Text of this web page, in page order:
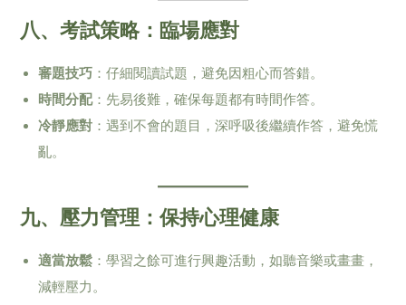
八、考試策略：臨場應對
審題技巧 ：仔細閱讀試題，避免因粗心而答錯。
時間分配：先易後難，確保每題都有時間作答。
冷靜應對 ：遇到不會的題目，深呼吸後繼續作答，避免慌
亂。
九、壓力管理：保持心理健康
適當放鬆 ：學習之餘可進行興趣活動，如聽音樂或畫畫，
減輕壓力。